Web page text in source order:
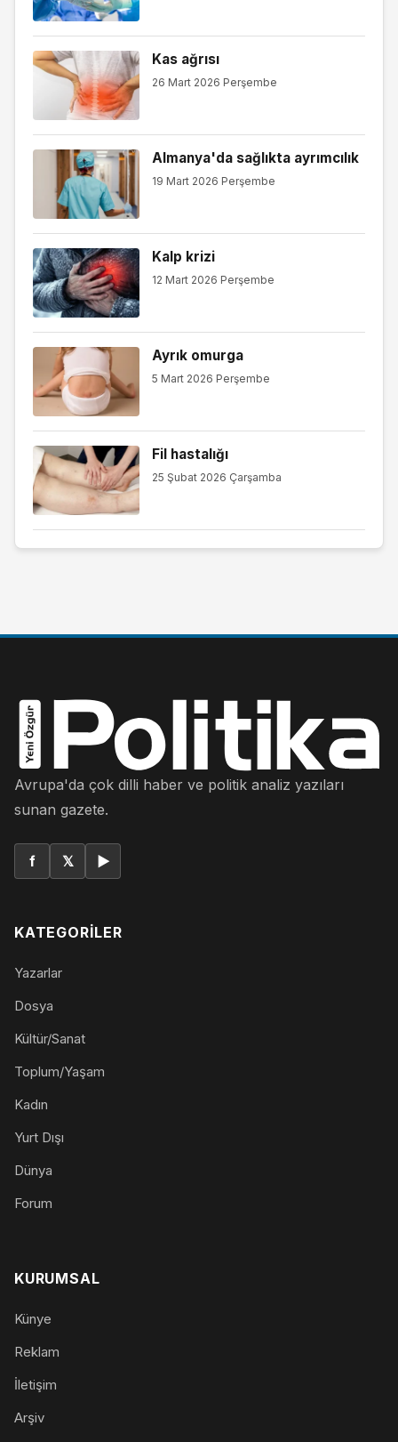
Kas ağrısı
26 Mart 2026 Perşembe
Almanya'da sağlıkta ayrımcılık
19 Mart 2026 Perşembe
Kalp krizi
12 Mart 2026 Perşembe
Ayrık omurga
5 Mart 2026 Perşembe
Fil hastalığı
25 Şubat 2026 Çarşamba
Avrupa'da çok dilli haber ve politik analiz yazıları
sunan gazete.
f 𝕏 ▶
KATEGORILER
Yazarlar
Dosya
Kültür/Sanat
Toplum/Yaşam
Kadın
Yurt Dışı
Dünya
Forum
KURUMSAL
Künye
Reklam
İletişim
Arşiv